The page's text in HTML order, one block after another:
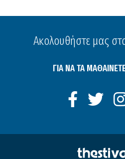
Ακολουθήστε μας
ΓΙΑ ΝΑ ΤΑ